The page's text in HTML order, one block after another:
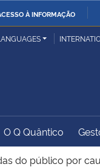
À INFORMAÇÃO
Relações
Geral da
O Q Quântico
do público por